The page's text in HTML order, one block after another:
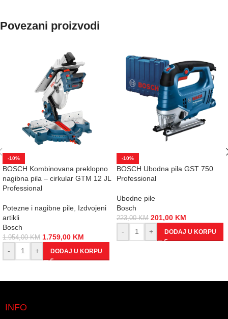
Povezani proizvodi
-10%
BOSCH Kombinovana preklopno
nagibna pila – cirkular GTM 12 JL
Professional
Potezne i nagibne pile Izdvojeni
artikli
Bosch
1.954,00KM 1.759,00 KM
-
+ DODAJ U KORPU
-10%
BOSCH Ubodna pila GST 750
Professional
Ubodne pile
Bosch
223,00KM 201,00 KM
-
+ DODAJ U KORPU
INFO